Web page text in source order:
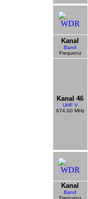
Kanal
Band
Frequenz
Kanal 46
UHF V
674.00 MHz
Kanal
Band
Frequenz